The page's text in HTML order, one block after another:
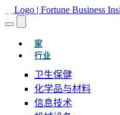
家(当前的)
行业
卫生保健
化学品与材料
信息技术